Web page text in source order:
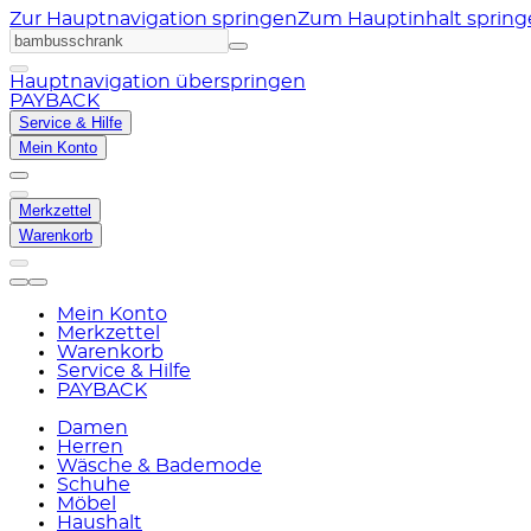
Zur Hauptnavigation springenZum Hauptinhalt
Hauptnavigation überspringen
PAYBACK
Service & Hilfe
Mein Konto
Merkzettel
Warenkorb
Mein Konto
Merkzettel
Warenkorb
Service & Hilfe
PAYBACK
Damen
Herren
Wäsche & Bademode
Schuhe
Möbel
Haushalt